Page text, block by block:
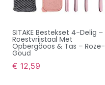
SITAKE Bestekset 4-Delig –
Roestvrijstaal Met
Opbergdoos & Tas – Roze-
Goud
€ 12,59